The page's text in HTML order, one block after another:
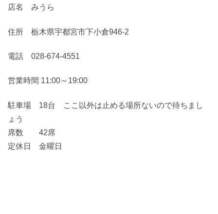
店名 みうら
住所 栃木県宇都宮市下小倉946-2
電話 028-674-4551
営業時間 11:00～19:00
駐車場 18台 ここ以外は止める場所ないので待ちまし
ょう
席数 42席
定休日 金曜日